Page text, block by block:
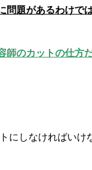
問題があるわけで
のカットの仕方だ